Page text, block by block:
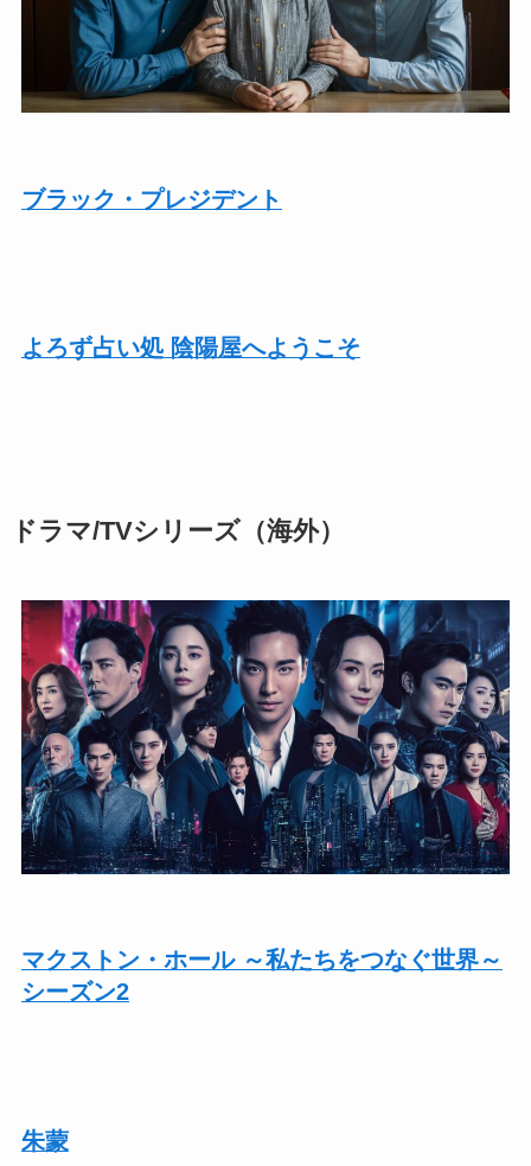
ブラック・プレジデント
よろず占い処 陰陽屋へようこそ
ドラマ/TVシリーズ（海外）
マクストン・ホール ～私たちをつなぐ世界～
シーズン2
朱蒙